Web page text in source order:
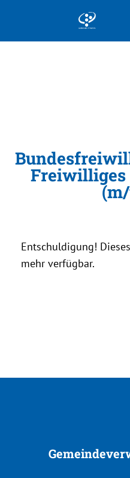
springen
Freiwilliges
Entschuldigung!
mehr verfügbar.